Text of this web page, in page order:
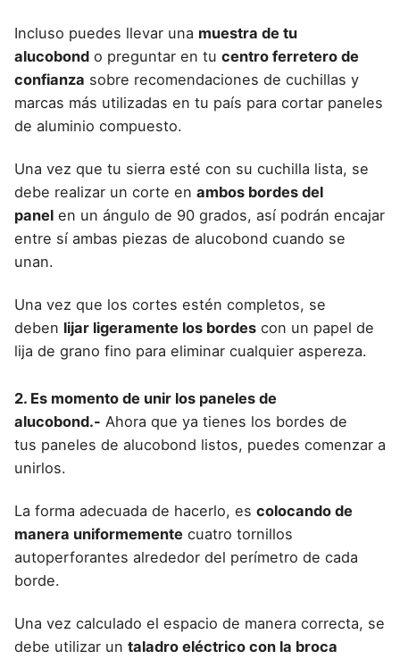
Incluso puedes llevar una muestra de tu
alucobond o preguntar en tu centro ferretero de
confianza sobre recomendaciones de cuchillas y
marcas más utilizadas en tu país para cortar paneles
de aluminio compuesto.
Una vez que tu sierra esté con su cuchilla lista, se
debe realizar un corte en ambos bordes del
panel en un ángulo de 90 grados, así podrán encajar
entre sí ambas piezas de alucobond cuando se
unan.
Una vez que los cortes estén completos, se
deben lijar ligeramente los bordes con un papel de
lija de grano fino para eliminar cualquier aspereza.
2. Es momento de unir los paneles de
alucobond.- Ahora que ya tienes los bordes de
tus paneles de alucobond listos, puedes comenzar a
unirlos.
La forma adecuada de hacerlo, es colocando de
manera uniformemente cuatro tornillos
autoperforantes alrededor del perímetro de cada
borde.
Una vez calculado el espacio de manera correcta, se
debe utilizar un taladro eléctrico con la broca